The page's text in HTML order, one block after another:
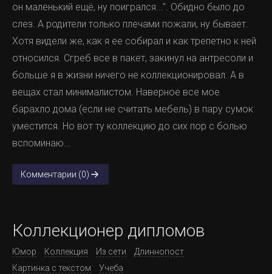
он маленький ещё, ну поигрался...". Обидно было до
слез. А родители только плечами пожали, ну бывает.
Хотя видели же, как я ее собирал и как трепетно к ней
относился. Сгреб все в пакет, закинул на антресоли и
больше я в жизни ничего не коллекционировал. А в
вещах стал минималистом. Наверное все мое
барахло дома (если не считать мебель) в пару сумок
уместится. Но вот ту коллекцию до сих пор с болью
вспоминаю...
Комментарии (0)
Коллекционер дипломов
Юмор Коллекция Из сети
Длиннопост
Картинка с текстом
Учеба